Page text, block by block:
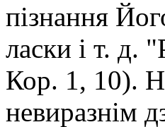
пізнання
ласки і т. д.
Кор. 1, 10).
невиразнім